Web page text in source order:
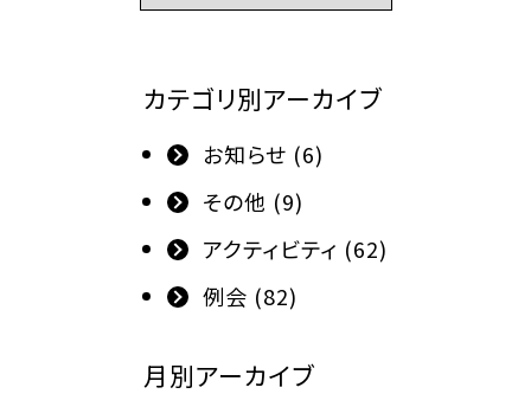
カテゴリ別アーカイブ
お知らせ (6)
その他 (9)
アクティビティ (62)
例会 (82)
月別アーカイブ